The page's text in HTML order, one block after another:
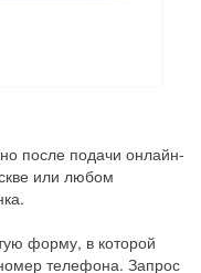
после подачи онлайн-
или любом
форму, в которой
телефона. Запрос